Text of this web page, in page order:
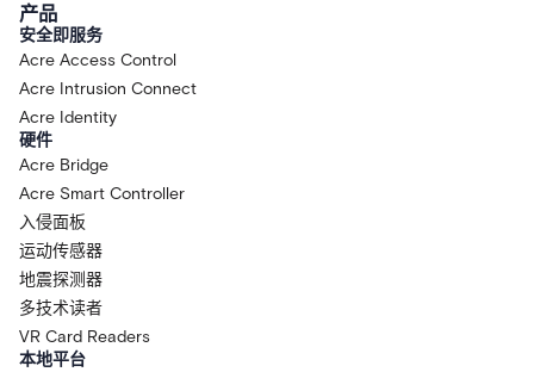
产品
安全即服务
Acre Access Control
Acre Intrusion Connect
Acre Identity
硬件
Acre Bridge
Acre Smart Controller
入侵面板
运动传感器
地震探测器
多技术读者
VR Card Readers
本地平台